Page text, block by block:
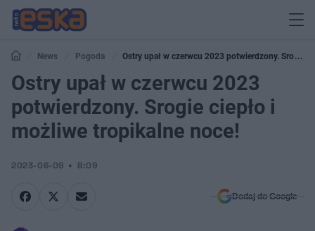
News Pogoda
Ostry upał w czerwcu 2023 potwierdzony. Srogie
ciepło i możliwe tropikalne noce!
Ostry upał w czerwcu 2023
potwierdzony. Srogie ciepło i
możliwe tropikalne noce!
2023-06-09 8:09
Dodaj do Google